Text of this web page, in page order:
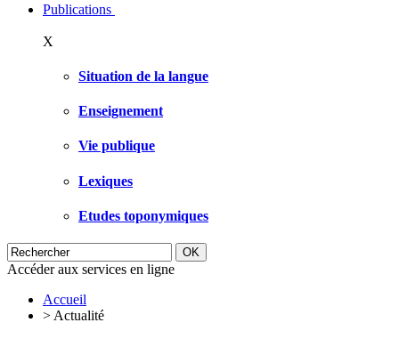
Publications
X
Situation de la langue
Enseignement
Vie publique
Lexiques
Etudes toponymiques
Accéder aux services en ligne
Accueil
> Actualité